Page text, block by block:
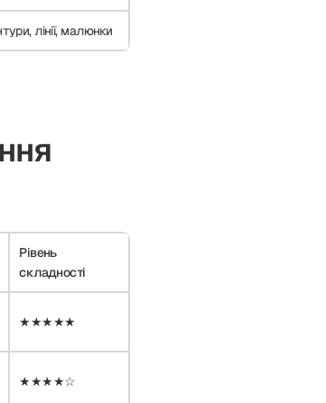
лінії, малюнки
Рівень
складності
★★★★★
★★★★☆